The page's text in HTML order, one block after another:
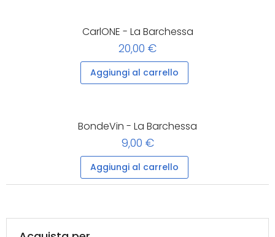
CarlONE - La Barchessa
20,00 €
Aggiungi al carrello
BondeVin - La Barchessa
9,00 €
Aggiungi al carrello